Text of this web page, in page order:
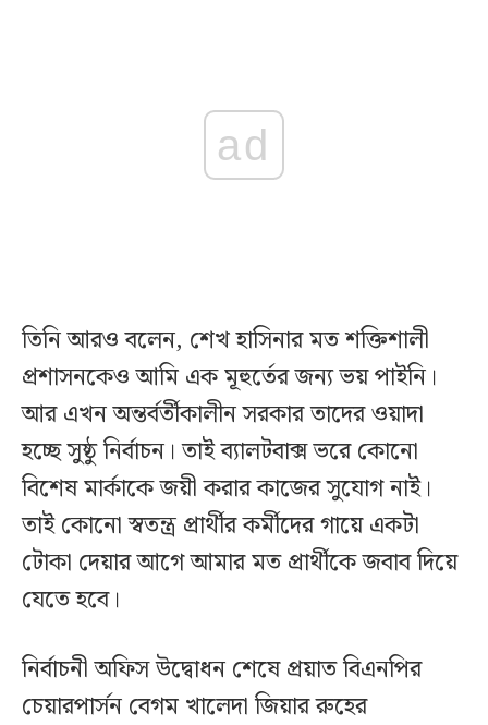
ad
তিনি আরও বলেন, শেখ হাসিনার মত শক্তিশালী
প্রশাসনকেও আমি এক মূহুর্তের জন্য ভয় পাইনি।
আর এখন অন্তর্বর্তীকালীন সরকার তাদের ওয়াদা
হচ্ছে সুষ্ঠু নির্বাচন। তাই ব্যালটবাক্স ভরে কোনো
বিশেষ মার্কাকে জয়ী করার কাজের সুযোগ নাই।
তাই কোনো স্বতন্ত্র প্রার্থীর কর্মীদের গায়ে একটা
টোকা দেয়ার আগে আমার মত প্রার্থীকে জবাব দিয়ে
যেতে হবে।
নির্বাচনী অফিস উদ্বোধন শেষে প্রয়াত বিএনপির
চেয়ারপার্সন বেগম খালেদা জিয়ার রুহের